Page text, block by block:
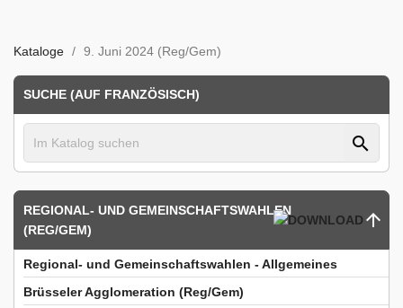
Kataloge 9. Juni 2024 (Reg/Gem)
SUCHE (AUF FRANZÖSISCH)
search
REGIONAL- UND GEMEINSCHAFTSWAHLEN
(REG/GEM)
Regional- und Gemeinschaftswahlen - Allgemeines
Brüsseler Agglomeration (Reg/Gem)